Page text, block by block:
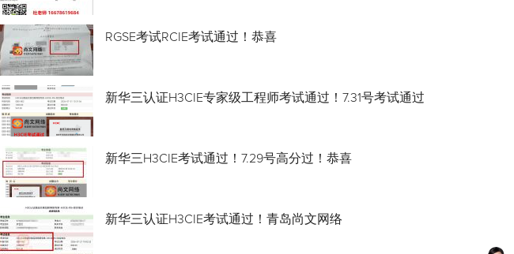
RGSE考试RCIE考试通过！恭喜
新华三认证H3CIE专家级工程师考试通过！7.31号考试通过
新华三H3CIE考试通过！7.29号高分过！恭喜
新华三认证H3CIE考试通过！青岛尚文网络